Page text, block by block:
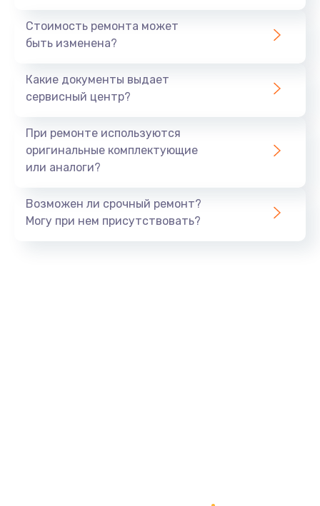
980 руб.
Ремонт микровыключателей
Заказать
Стоимость ремонта может
быть изменена?
Какие документы выдает
сервисный центр?
При ремонте используются
оригинальные комплектующие
или аналоги?
Возможен ли срочный ремонт?
Могу при нем присутствовать?